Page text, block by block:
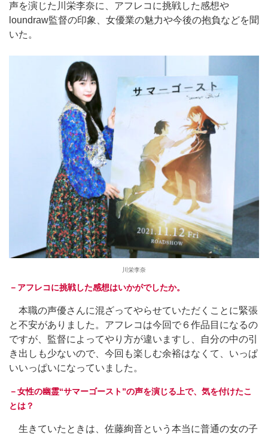
声を演じた川栄李奈に、アフレコに挑戦した感想や
loundraw監督の印象、女優業の魅力や今後の抱負などを聞
いた。
川栄李奈
－アフレコに挑戦した感想はいかがでしたか。
本職の声優さんに混ざってやらせていただくことに緊張
と不安がありました。アフレコは今回で６作品目になるの
ですが、監督によってやり方が違いますし、自分の中の引
き出しも少ないので、今回も楽しむ余裕はなくて、いっぱ
いいっぱいになっていました。
－女性の幽霊“サマーゴースト”の声を演じる上で、気を付けたこ
とは？
生きていたときは、佐藤絢音という本当に普通の女の子